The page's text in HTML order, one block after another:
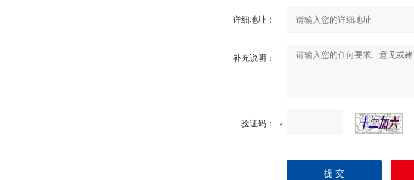
详细地址：
补充说明：
验证码：